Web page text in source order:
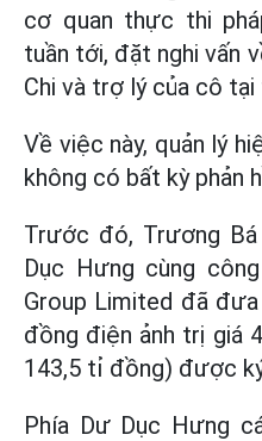
cơ quan thực thi
tuần tới, đặt nghi vấn
Chi và trợ lý của cô tại
Về việc này, quản lý
không có bất kỳ phản
Trước đó, Trương
Dục Hưng cùng
Group Limited đã
đồng điện ảnh trị giá
143,5 tỉ đồng) được
Phía Dư Dục Hưng